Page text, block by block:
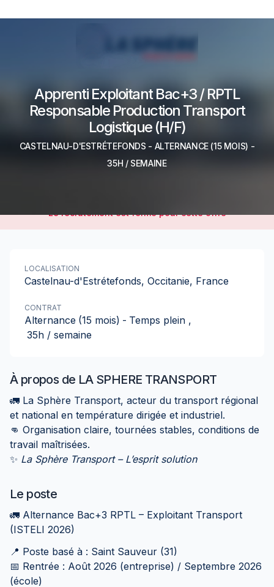
Apprenti Exploitant Bac+3 / RPTL
Responsable Production Transport
Logistique (H/F)
CASTELNAU-D'ESTRÉTEFONDS - ALTERNANCE(15 MOIS) -
35H / SEMAINE
Le recrutement est fermé pour cette offre
À propos de LA SPHERE TRANSPORT
🚛 La Sphère Transport, acteur du transport régional
et national en température dirigée et industriel.
👊 Organisation claire, tournées stables, conditions de
travail maîtrisées.
✨ La Sphère Transport – L’esprit solution
Le poste
🚛 Alternance Bac+3 RPTL – Exploitant Transport
(ISTELI 2026)
📍 Poste basé à : Saint Sauveur (31)
📅 Rentrée : Août 2026 (entreprise) / Septembre 2026
(école)
LOCALISATION
Castelnau-d'Estrétefonds, Occitanie, France
CONTRAT
Alternance (15 mois) - Temps plein ,
35h / semaine